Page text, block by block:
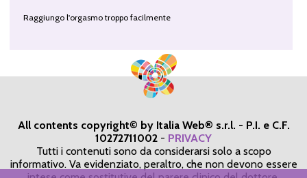
Raggiungo l'orgasmo troppo facilmente
All contents copyright© by Italia Web® s.r.l. - P.I. e C.F.
10272711002 - PRIVACY
Tutti i contenuti sono da considerarsi solo a scopo
informativo. Va evidenziato, peraltro, che non devono essere